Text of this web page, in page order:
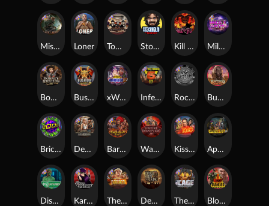
Kill Em All
Blood Diamond
Dead Men Walking
Stockholm Syndrome
Apocalypse Super xNudge
Loner Tombstone No Mercy
Kiss My Chainsaw
Rock Bottom
The Cage
xWays Hoarder 2
Bounty Hunters xNudge®
Brick Snake 2000 Warrior Graveyard xNudge
Barbarian Fury
Deadwood xNudge
Disturbed
Buffalo Hunter
Milky Ways
Infectious 5 xWays
Misery Mining
Karen Maneater
Bushido Way xNudge
The Border